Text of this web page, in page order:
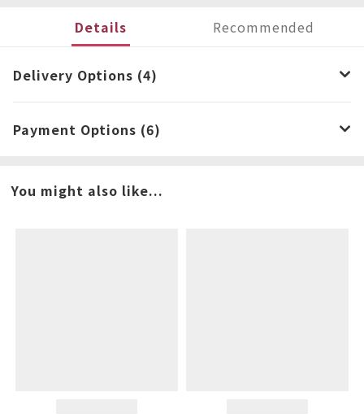
Details Recommended
Delivery Options (4)
Payment Options (6)
You might also like...